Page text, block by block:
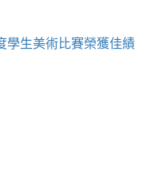
學生美術比賽榮獲佳績